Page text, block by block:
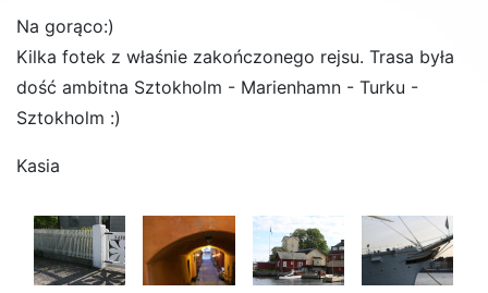
Na gorąco:)
Kilka fotek z właśnie zakończonego rejsu. Trasa była
dość ambitna Sztokholm - Marienhamn - Turku -
Sztokholm :)
Kasia